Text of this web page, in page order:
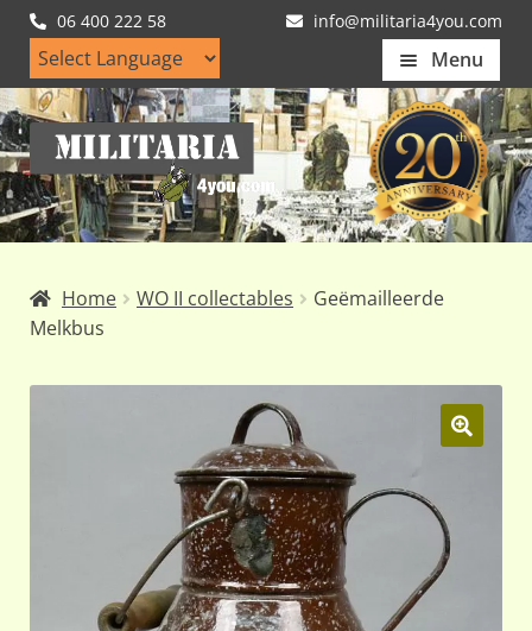
06 400 222 58 info@militaria4you.com
Menu
Home
Artikelen
Nieuws
Ga
door
naar
navigatie
Ga
naar
de
inhoud
Home WO II collectables
Geëmailleerde
Melkbus